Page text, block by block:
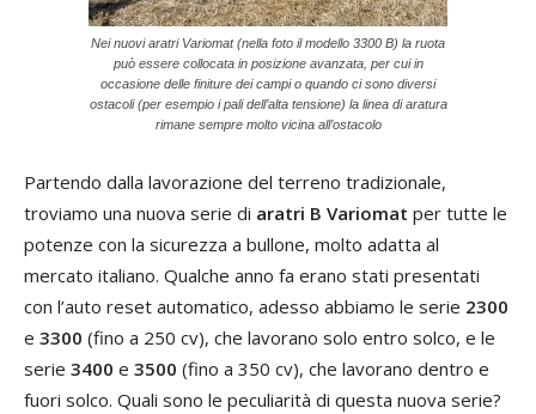
Nei nuovi aratri Variomat (nella foto il modello 3300 B) la ruota
può essere collocata in posizione avanzata, per cui in
occasione delle finiture dei campi o quando ci sono diversi
ostacoli (per esempio i pali dell’alta tensione) la linea di aratura
rimane sempre molto vicina all’ostacolo
Partendo dalla lavorazione del terreno tradizionale,
troviamo una nuova serie di aratri B Variomat per tutte le
potenze con la sicurezza a bullone, molto adatta al
mercato italiano. Qualche anno fa erano stati presentati
con l’auto reset automatico, adesso abbiamo le serie 2300
e 3300 (fino a 250 cv), che lavorano solo entro solco, e le
serie 3400 e 3500 (fino a 350 cv), che lavorano dentro e
fuori solco. Quali sono le peculiarità di questa nuova serie?